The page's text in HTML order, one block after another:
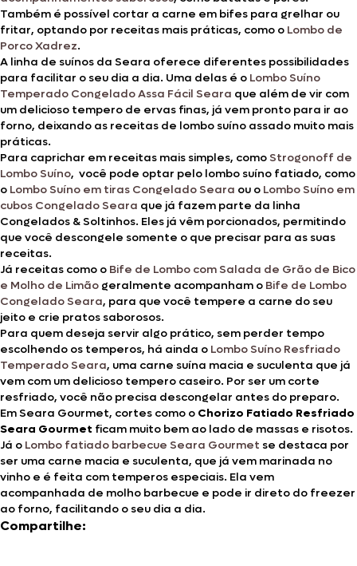
Também é possível cortar a carne em bifes para grelhar ou
fritar, optando por receitas mais práticas, como o Lombo de
Porco Xadrez.
A linha de suínos da Seara oferece diferentes possibilidades
para facilitar o seu dia a dia. Uma delas é o Lombo Suíno
Temperado Congelado Assa Fácil Seara que além de vir com
um delicioso tempero de ervas finas, já vem pronto para ir ao
forno, deixando as receitas de lombo suíno assado muito mais
práticas.
Para caprichar em receitas mais simples, como Strogonoff de
Lombo Suíno, você pode optar pelo lombo suíno fatiado, como
o Lombo Suíno em tiras Congelado Seara ou o Lombo Suíno em
cubos Congelado Seara que já fazem parte da linha
Congelados & Soltinhos. Eles já vêm porcionados, permitindo
que você descongele somente o que precisar para as suas
receitas.
Já receitas como o Bife de Lombo com Salada de Grão de Bico
e Molho de Limão geralmente acompanham o Bife de Lombo
Congelado Seara, para que você tempere a carne do seu
jeito e crie pratos saborosos.
Para quem deseja servir algo prático, sem perder tempo
escolhendo os temperos, há ainda o Lombo Suíno Resfriado
Temperado Seara, uma carne suína macia e suculenta que já
vem com um delicioso tempero caseiro. Por ser um corte
resfriado, você não precisa descongelar antes do preparo.
Em Seara Gourmet, cortes como o Chorizo Fatiado Resfriado
Seara Gourmet ficam muito bem ao lado de massas e risotos.
Já o Lombo fatiado barbecue Seara Gourmet se destaca por
ser uma carne macia e suculenta, que já vem marinada no
vinho e é feita com temperos especiais. Ela vem
acompanhada de molho barbecue e pode ir direto do freezer
ao forno, facilitando o seu dia a dia.
Compartilhe: